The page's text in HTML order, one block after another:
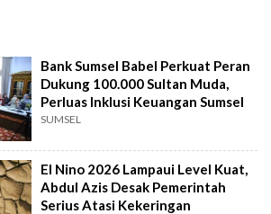
Bank Sumsel Babel Perkuat Peran
Dukung 100.000 Sultan Muda,
Perluas Inklusi Keuangan Sumsel
SUMSEL
El Nino 2026 Lampaui Level Kuat,
Abdul Azis Desak Pemerintah
Serius Atasi Kekeringan